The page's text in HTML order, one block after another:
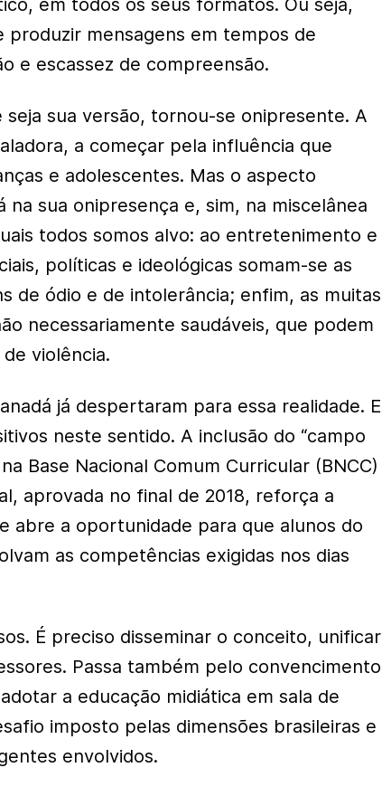
em todos os seus formatos. Ou seja,
produzir mensagens em tempos de
e escassez de compreensão.
seja sua versão, tornou-se onipresente. A
a começar pela influência que
e adolescentes. Mas o aspecto
na sua onipresença e, sim, na miscelânea
todos somos alvo: ao entretenimento e
políticas e ideológicas somam-se as
de ódio e de intolerância; enfim, as muitas
necessariamente saudáveis, que podem
violência.
já despertaram para essa realidade. E
neste sentido. A inclusão do “campo
Base Nacional Comum Curricular (BNCC)
aprovada no final de 2018, reforça a
abre a oportunidade para que alunos do
as competências exigidas nos dias
É preciso disseminar o conceito, unificar
Passa também pelo convencimento
a educação midiática em sala de
imposto pelas dimensões brasileiras e
envolvidos.